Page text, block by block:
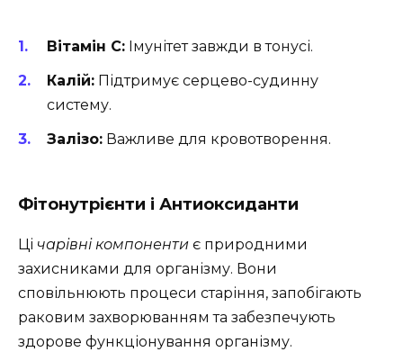
Вітамін C: Імунітет завжди в тонусі.
Калій: Підтримує серцево-судинну
систему.
Залізо: Важливе для кровотворення.
Фітонутрієнти і Антиоксиданти
Ці чарівні компоненти є природними
захисниками для організму. Вони
сповільнюють процеси старіння, запобігають
раковим захворюванням та забезпечують
здорове функціонування організму.